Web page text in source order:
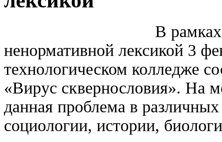
В рамках
ненормативной лексикой 3
технологическом колледже
«Вирус сквернословия». На
данная проблема в
социологии, истории,